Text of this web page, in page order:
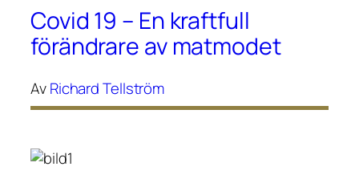
Covid 19 – En kraftfull
förändrare av matmodet
AvRichard Tellström